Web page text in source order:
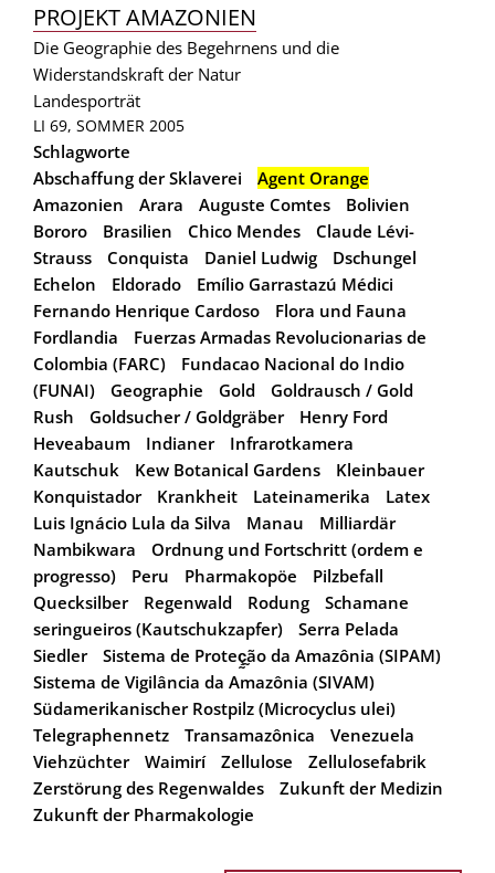
PROJEKT AMAZONIEN
Die Geographie des Begehrnens und die
Widerstandskraft der Natur
Landesporträt
LI 69, SOMMER 2005
Schlagworte
Abschaffung der Sklaverei
Agent Orange
Amazonien
Arara Auguste Comtes
Bolivien
Bororo
Brasilien Chico Mendes
Claude Lévi-
Strauss
Conquista Daniel Ludwig
Dschungel
Echelon
Eldorado
Emílio Garrastazú Médici
Fernando Henrique Cardoso
Flora und Fauna
Fordlandia
Fuerzas Armadas Revolucionarias de
Colombia (FARC)
Fundacao Nacional do Indio
(FUNAI)
Geographie Gold
Goldrausch / Gold
Rush
Goldsucher / Goldgräber
Henry Ford
Heveabaum
Indianer
Infrarotkamera
Kautschuk
Kew Botanical Gardens
Kleinbauer
Konquistador
Krankheit Lateinamerika
Latex
Luis Ignácio Lula da Silva
Manau
Milliardär
Nambikwara
Ordnung und Fortschritt (ordem e
progresso)
Peru Pharmakopöe
Pilzbefall
Quecksilber
Regenwald Rodung
Schamane
seringueiros (Kautschukzapfer)
Serra Pelada
Siedler
Sistema de Proteç̰̰ão da Amazônia (SIPAM)
Sistema de Vigilância da Amazônia (SIVAM)
Südamerikanischer Rostpilz (Microcyclus ulei)
Telegraphennetz
Transamazônica
Venezuela
Viehzüchter
Waimirí Zellulose
Zellulosefabrik
Zerstörung des Regenwaldes
Zukunft der Medizin
Zukunft der Pharmakologie